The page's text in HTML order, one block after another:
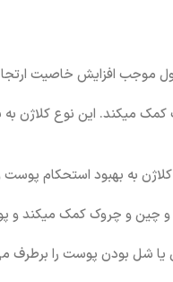
میکند. این نوع کلاژن
کلاژن به بهبود استحکام
چین و چروک کمک میکند و
یا شل بودن پوست را برطرف